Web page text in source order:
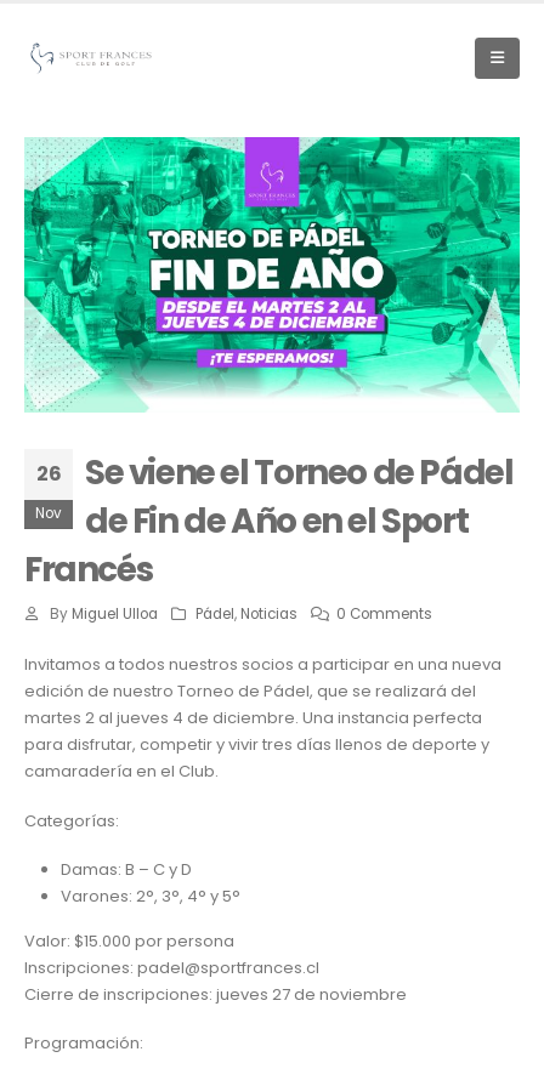
26
Nov
Se viene el Torneo de Pádel
de Fin de Año en el Sport
Francés
By Miguel Ulloa Pádel, Noticias 0 Comments
Invitamos a todos nuestros socios a participar en una nueva
edición de nuestro Torneo de Pádel, que se realizará del
martes 2 al jueves 4 de diciembre. Una instancia perfecta
para disfrutar, competir y vivir tres días llenos de deporte y
camaradería en el Club.
Categorías:
Damas: B – C y D
Varones: 2°, 3°, 4° y 5°
Valor: $15.000 por persona
Inscripciones: padel@sportfrances.cl
Cierre de inscripciones: jueves 27 de noviembre
Programación: